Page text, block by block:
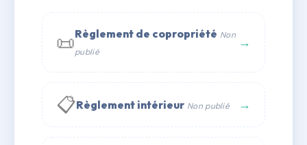
📜Règlement de copropriété Non
publié
→
📋Règlement intérieur Non publié →